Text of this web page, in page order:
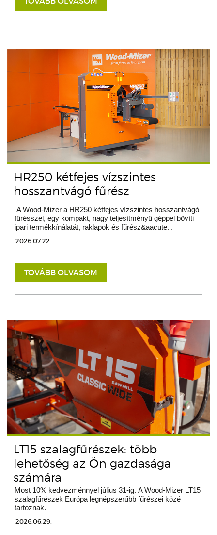
HR250 kétfejes vízszintes
hosszantvágó fűrész
A Wood-Mizer a HR250 kétfejes vízszintes hosszantvágó
fűrésszel, egy kompakt, nagy teljesítményű géppel bővíti
ipari termékkínálatát, raklapok és fűrész&aacute...
2026.07.22.
TOVÁBB OLVASOM
LT15 szalagfűrészek: több
lehetőség az Ön gazdasága
számára
Most 10% kedvezménnyel július 31-ig. A Wood-Mizer LT15
szalagfűrészek Európa legnépszerűbb fűrészei közé
tartoznak.
2026.06.29.